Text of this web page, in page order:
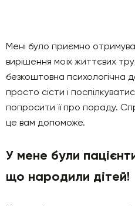
Мені було приємно
вирішення моїх життєвих
безкоштовна психологічна
просто сісти і
попросити її про пораду.
це вам допоможе.
У мене були
що народили дітей!